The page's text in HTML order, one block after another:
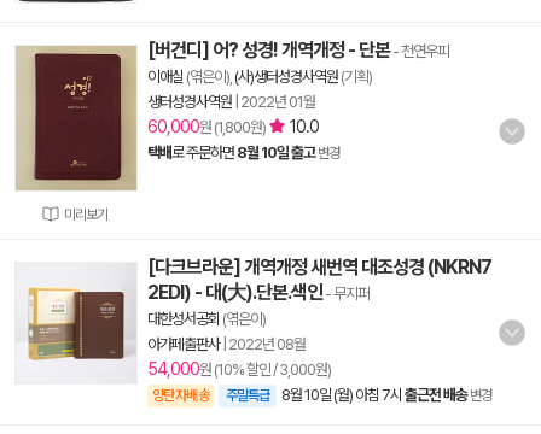
미리보기
[버건디] 어? 성경! 개역개정 - 단본- 천연우피
이애실 (엮은이), (사)생터성경사역원 (기획)
생터성경사역원 2022년 01월
60,000원 (1,800원) 10.0
택배로 주문하면 8월 10일 출고 변경
[다크브라운] 개역개정 새번역 대조성경 (NKRN7
2EDI) - 대(大).단본.색인- 무지퍼
대한성서공회 (엮은이)
아가페출판사| 2022년 08월
54,000원 (10% 할인 / 3,000원)
양탄자배송 주말특급 8월 10일 (월) 아침 7시 출근전 배송 변경